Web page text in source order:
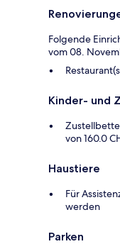
Folgende
vom 08.
Kinder- und
von 160.0
Haustiere
Für
werden
Parken